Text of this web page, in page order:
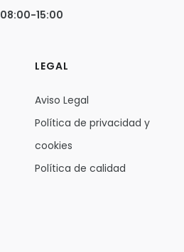
08:00-15:00
LEGAL
Aviso Legal
Política de privacidad y
cookies
Política de calidad